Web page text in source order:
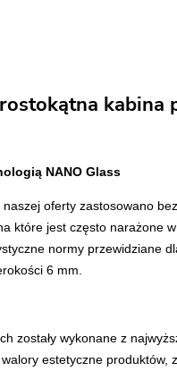
NANO Glass
oferty zastosowano
które jest często narażone
normy
6 mm.
zostały wykonane z
estetyczne